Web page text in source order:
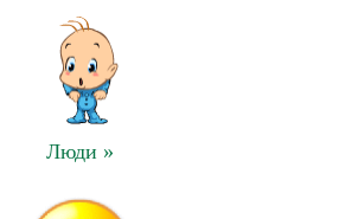
Люди »